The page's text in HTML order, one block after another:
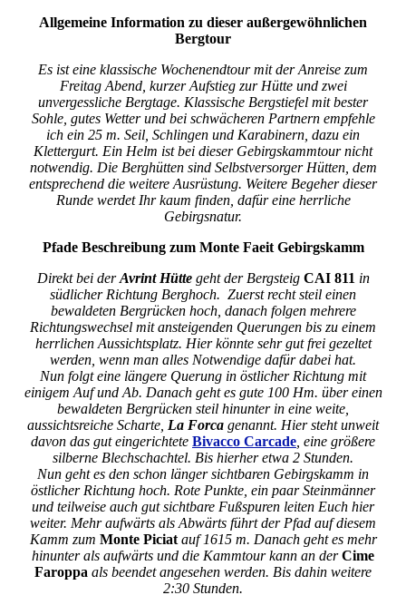
Allgemeine Information zu dieser außergewöhnlichen
Bergtour
Es ist eine klassische Wochenendtour mit der Anreise zum
Freitag Abend, kurzer Aufstieg zur Hütte und zwei
unvergessliche Bergtage. Klassische Bergstiefel mit bester
Sohle, gutes Wetter und bei schwächeren Partnern empfehle
ich ein 25 m. Seil, Schlingen und Karabinern, dazu ein
Klettergurt. Ein Helm ist bei dieser Gebirgskammtour nicht
notwendig. Die Berghütten sind Selbstversorger Hütten, dem
entsprechend die weitere Ausrüstung. Weitere Begeher dieser
Runde werdet Ihr kaum finden, dafür eine herrliche
Gebirgsnatur.
Pfade Beschreibung zum Monte Faeit Gebirgskamm
Direkt bei derAvrint Hüttegeht der Bergsteig CAI 811 in
südlicher Richtung Berghoch. Zuerst recht steil einen
bewaldeten Bergrücken hoch, danach folgen mehrere
Richtungswechsel mit ansteigenden Querungen bis zu einem
herrlichen Aussichtsplatz. Hier könnte sehr gut frei gezeltet
werden, wenn man alles Notwendige dafür dabei hat.
Nun folgt eine längere Querung in östlicher Richtung mit
einigem Auf und Ab. Danach geht es gute 100 Hm. über einen
bewaldeten Bergrücken steil hinunter in eine weite,
aussichtsreiche Scharte, La Forca genannt. Hier steht unweit
davon das gut eingerichtete Bivacco Carcade , eine größere
silberne Blechschachtel. Bis hierher etwa 2 Stunden.
Nun geht es den schon länger sichtbaren Gebirgskamm in
östlicher Richtung hoch. Rote Punkte, ein paar Steinmänner
und teilweise auch gut sichtbare Fußspuren leiten Euch hier
weiter. Mehr aufwärts als Abwärts führt der Pfad auf diesem
Kamm zum Monte Piciatauf 1615 m. Danach geht es mehr
hinunter als aufwärts und die Kammtour kann an derCime
Faroppa als beendet angesehen werden. Bis dahin weitere
2:30 Stunden.